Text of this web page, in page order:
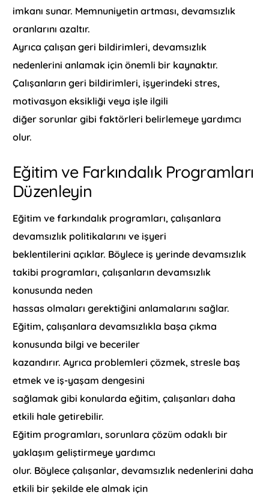
imkanı sunar. Memnuniyetin artması, devamsızlık
oranlarını azaltır.
Ayrıca çalışan geri bildirimleri, devamsızlık
nedenlerini anlamak için önemli bir kaynaktır.
Çalışanların geri bildirimleri, işyerindeki stres,
motivasyon eksikliği veya işle ilgili
diğer sorunlar gibi faktörleri belirlemeye yardımcı
olur.
Eğitim ve Farkındalık Programları
Düzenleyin
Eğitim ve farkındalık programları, çalışanlara
devamsızlık politikalarını ve işyeri
beklentilerini açıklar. Böylece iş yerinde devamsızlık
takibi programları, çalışanların devamsızlık
konusunda neden
hassas olmaları gerektiğini anlamalarını sağlar.
Eğitim, çalışanlara devamsızlıkla başa çıkma
konusunda bilgi ve beceriler
kazandırır. Ayrıca problemleri çözmek, stresle baş
etmek ve iş-yaşam dengesini
sağlamak gibi konularda eğitim, çalışanları daha
etkili hale getirebilir.
Eğitim programları, sorunlara çözüm odaklı bir
yaklaşım geliştirmeye yardımcı
olur. Böylece çalışanlar, devamsızlık nedenlerini daha
etkili bir şekilde ele almak için